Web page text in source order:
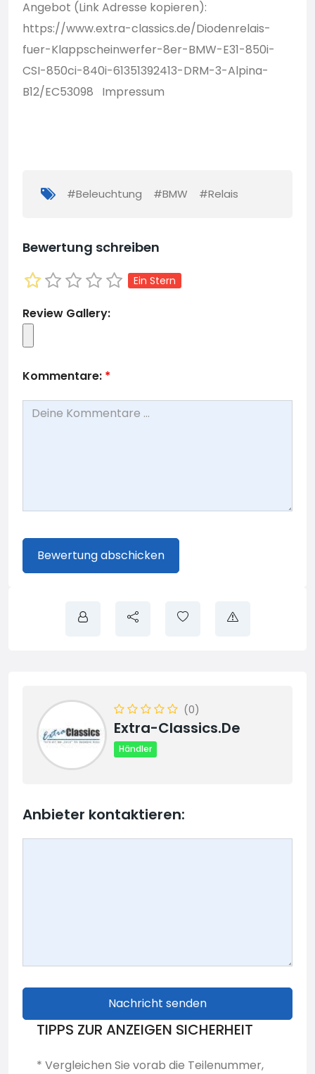
Angebot (Link Adresse kopieren):
https://www.extra-classics.de/Diodenrelais-
fuer-Klappscheinwerfer-8er-BMW-E31-850i-
CSI-850ci-840i-61351392413-DRM-3-Alpina-
B12/EC53098 Impressum
#Beleuchtung #BMW #Relais
Bewertung schreiben
Ein Stern
Review Gallery:
Kommentare: *
(0)
Extra-Classics.de
Händler
Anbieter kontaktieren:
Nachricht senden
TIPPS ZUR ANZEIGEN SICHERHEIT
* Vergleichen Sie vorab die Teilenummer,